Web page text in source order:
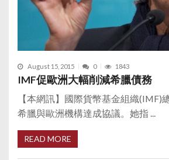
August 15, 2015 0 1843
IMF促歐洲大幅削減希臘債務
【本網訊】國際貨幣基金組織(IMF)
希臘與歐洲機構達成協議。她指 ...
READ MORE